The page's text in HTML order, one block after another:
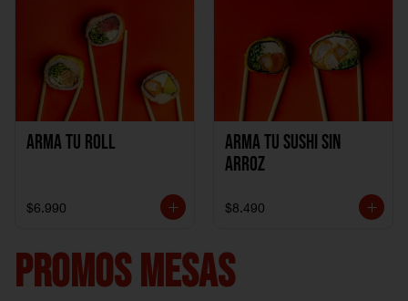
Arma Tu Roll
$6.990
Arma tu Sushi sin
Arroz
$8.490
PROMOS MESAS